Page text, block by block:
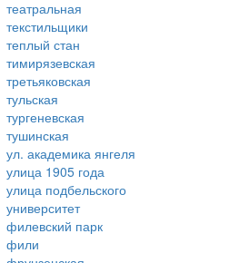
театральная
текстильщики
теплый стан
тимирязевская
третьяковская
тульская
тургеневская
тушинская
ул. академика янгеля
улица 1905 года
улица подбельского
университет
филевский парк
фили